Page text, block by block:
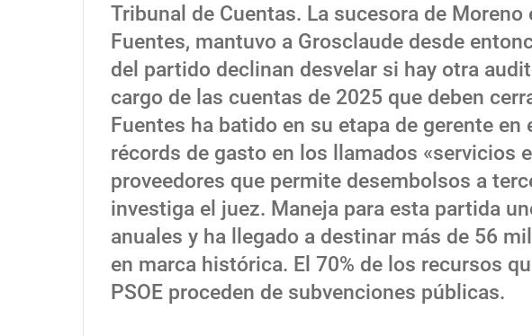
Tribunal de Cuentas. La sucesora de Moreno
Fuentes, mantuvo a Grosclaude desde
del partido declinan desvelar si hay otra
cargo de las cuentas de 2025 que deben
Fuentes ha batido en su etapa de gerente
récords de gasto en los llamados «servicios
proveedores que permite desembolsos a
investiga el juez. Maneja para esta partida
anuales y ha llegado a destinar más de 56
en marca histórica. El 70% de los recursos
PSOE proceden de subvenciones públicas.